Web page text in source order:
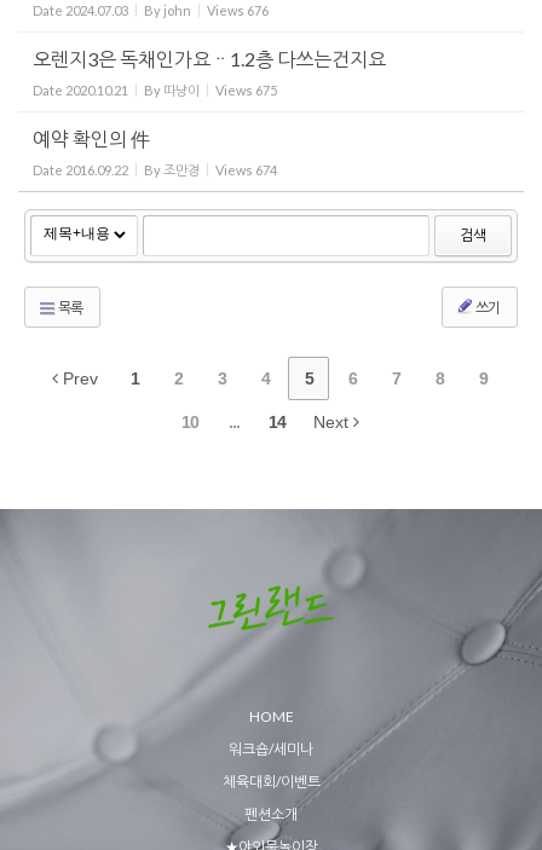
Date 2024.07.03 By john Views 676
오렌지3은 독채인가요ᆢ1.2층 다쓰는건지요
Date 2020.10.21 By 따냥이 Views 675
예약 확인의 件
Date 2016.09.22 By 조만경 Views 674
검색
목록 쓰기
Prev 1 2 3 4 5 6 7 8 9
10 ... 14 Next
HOME
워크숍/세미나
체육대회/이벤트
펜션소개
★야외물놀이장